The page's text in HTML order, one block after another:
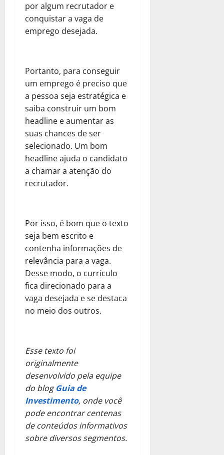
por algum recrutador e
conquistar a vaga de
emprego desejada.
Portanto, para conseguir
um emprego é preciso que
a pessoa seja estratégica e
saiba construir um bom
headline e aumentar as
suas chances de ser
selecionado. Um bom
headline ajuda o candidato
a chamar a atenção do
recrutador.
Por isso, é bom que o texto
seja bem escrito e
contenha informações de
relevância para a vaga.
Desse modo, o currículo
fica direcionado para a
vaga desejada e se destaca
no meio dos outros.
Esse texto foi
originalmente
desenvolvido pela equipe
do blogGuia de
Investimento, onde você
pode encontrar centenas
de conteúdos informativos
sobre diversos segmentos.